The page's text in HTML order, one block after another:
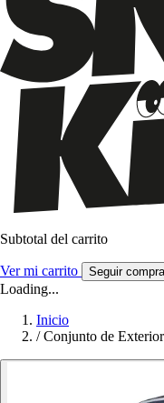
Subtotal del carrito
Ver mi carrito Seguir
Loading...
Inicio
/ Conjunto de